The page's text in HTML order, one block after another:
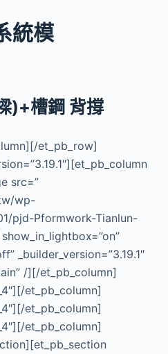
統模
)+槽鋼 背撐
et_pb_row]
src=”
wp-
pjd-Pformwork-Tianlun-
_builder_version=”3.19.1″
/][/et_pb_column]
et_pb_column]
et_pb_column]
et_pb_column]